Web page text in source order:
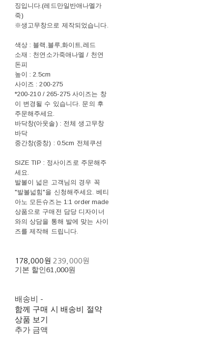
징입니다.(레드만일반애나멜가
죽)
※생고무창으로 제작되었습니다.
색상 : 블랙,블루,화이트,레드
소재 : 천연소가죽애나멜 / 천연
돈피
높이 : 2.5cm
사이즈 : 200-275
*200-210 / 265-275 사이즈는 창
이 변경될 수 있습니다. 문의 후
주문해주세요.
바닥창(아웃솔) : 전체 생고무창
바닥
중간창(중창) : 0.5cm 전체쿠션
SIZE TIP : 정사이즈로 주문해주
세요.
발볼이 넓은 고객님의 경우 꼭
"발볼넓힘"을 신청해주세요. 베티
아노 모든슈즈는 1:1 order made
상품으로 구매전 담당 디자이너
와의 상담을 통해 발에 맞는 사이
즈를 제작해 드립니다.
178,000원 239,000원
기본 할인61,000원
배송비 -
함께 구매 시 배송비 절약
상품 보기
추가 금액